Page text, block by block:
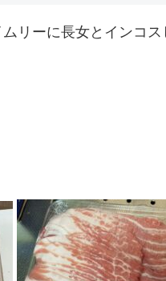
リーに長女とインコ